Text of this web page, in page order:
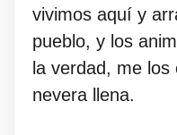
vivimos aquí y
pueblo, y los
la verdad, me
nevera llena.